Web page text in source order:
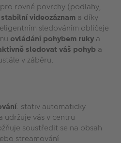
rovné povrchy (podlahy,
stabilní videozáznam a díky
sledováním obličeje
ovládání pohybem ruky a
sledovat váš pohyb a
v záběru.
: stativ automaticky
udržuje vás v centru
soustředit se na obsah
streamování